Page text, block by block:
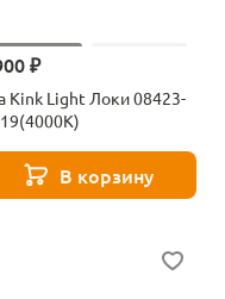
₽
Kink Light Локи 08423-
В корзину